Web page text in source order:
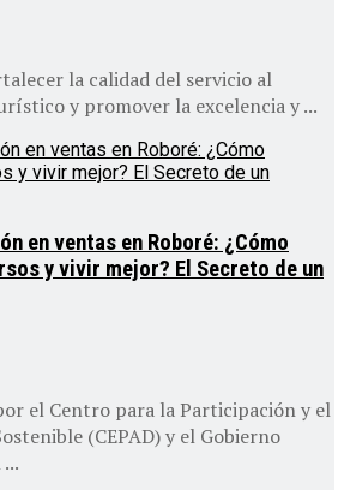
la calidad del servicio al
y promover la excelencia y ...
en ventas en Roboré: ¿Cómo
y vivir mejor? El Secreto de un
el Centro para la Participación y el
(CEPAD) y el Gobierno